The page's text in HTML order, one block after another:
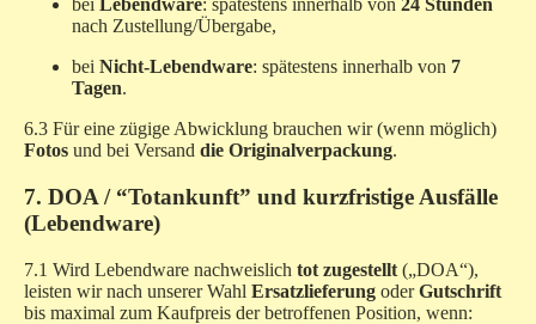
bei Lebendware: spätestens innerhalb von 24 Stunden
nach Zustellung/Übergabe,
bei Nicht-Lebendware: spätestens innerhalb von 7
Tagen.
6.3 Für eine zügige Abwicklung brauchen wir (wenn möglich)
Fotos und bei Versand die Originalverpackung.
7. DOA / “Totankunft” und kurzfristige Ausfälle
(Lebendware)
7.1 Wird Lebendware nachweislich tot zugestellt („DOA“),
leisten wir nach unserer Wahl Ersatzlieferung oderGutschrift
bis maximal zum Kaufpreis der betroffenen Position, wenn: